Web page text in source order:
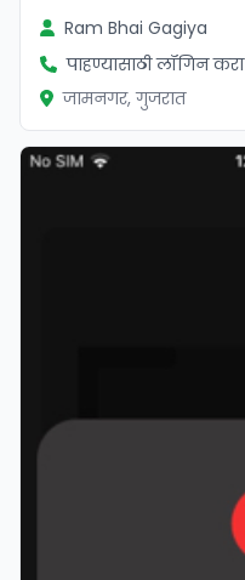
Ram Bhai Gagiya
पाहण्यासाठी लॉगिन करा
जामनगर, गुजरात